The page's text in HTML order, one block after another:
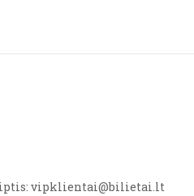
vipklientai@bilietai.lt